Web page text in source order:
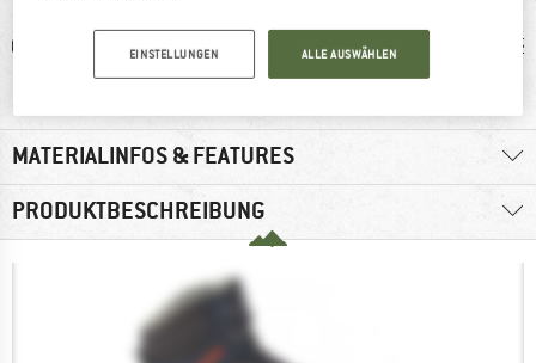
g Vibram-Sohle Vollleder
MATERIALINFOS & FEATURES
PRODUKTBESCHREIBUNG
EINSTELLUNGEN ALLE AUSWÄHLEN